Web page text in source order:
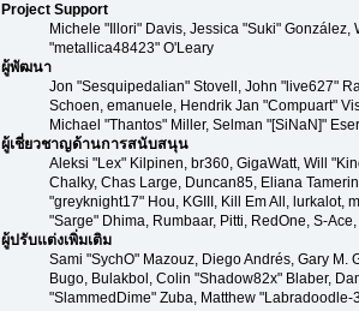
Project Support
Michele "Illori" Davis, Jessica "Suki"
"metallica48423" O'Leary
ผู้พัฒนา
Jon "Sesquipedalian" Stovell, John "live627"
Schoen, emanuele, Hendrik Jan "Compuart"
Michael "Thantos" Miller, Selman "[SiNaN]"
ผู้เชี่ยวชาญด้านการสนับสนุน
Aleksi "Lex" Kilpinen, br360, GigaWatt, Will
Chalky, Chas Large, Duncan85, Eliana
"greyknight17" Hou, KGIII, Kill Em All, lurkalot,
"Sarge" Dhima, Rumbaar, Pitti, RedOne, S-
ผู้ปรับแต่งเพิ่มเติม
Sami "SychO" Mazouz, Diego Andrés, Gary
Bugo, Bulakbol, Colin "Shadow82x" Blaber,
"SlammedDime" Zuba, Matthew "Labradoodle-